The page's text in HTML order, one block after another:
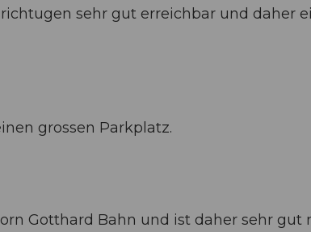
sehr gut erreichbar und daher
grossen Parkplatz.
Gotthard Bahn und ist daher sehr gut